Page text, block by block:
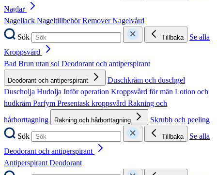
Naglar
Nagellack NageltillbehörRemoverNagelvård
Sök
Tillbaka
Se alla
Kroppsvård
Bad Brun utan sol Deodorant och antiperspirant
Deodorant och antiperspirant
Duschkräm och duschgel
Duscholja Hudolja Inför operation Kroppsvård för män Lotion och
hudkräm Parfym Presentask kroppsvård Rakning och
hårborttagning
Rakning och hårborttagning
Skrubb och peeling
Sök
Tillbaka
Se alla
Deodorant och antiperspirant
AntiperspirantDeodorant